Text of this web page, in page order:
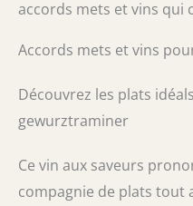
accords mets et vins qui
Accords mets et vins
Découvrez les plats
gewurztraminer
Ce vin aux saveurs
compagnie de plats tout